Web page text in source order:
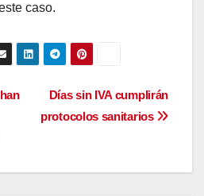
caso.
Días sin IVA cumplirán
protocolos sanitarios